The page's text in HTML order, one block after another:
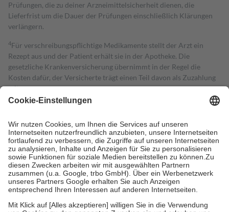
Prüfungen, die zu deiner Arzneimittelsicherheit dienen, die
Lieferfrist um die Dauer der Prüfungen einschließlich Klärungen
verlängern.
4Für verschreibungspflichtige Medikamente stellt der Arzt ein
Rezept aus und der Patient erhält sie in der Apotheke. Die
gesetzliche Krankenversicherung übernimmt in der Regel die
Kosten dafür, der Versicherte trägt einen Teil davon als Zuzahlung
mit.
Grundsätzlich leisten Mitglieder Zuzahlungen in Höhe von zehn
höchstens zehn Euro.
Es sind jedoch nie mehr als die tatsächlichen
Kosten der Leistung zu entrichten.
Diese Regeln gelten grundsätzlich auch für Online-Apotheken.
Bei Heilmitteln und häuslicher Krankenpflege beträgt die
Zuzahlung zehn Prozent der Kosten sowie zehn Euro je
Verordnung.
Um das Engagement der Versicherten für ihre eigene Gesundheit zu
stärken und die besondere Stellung der Familie zu unterstützen,
fallenkeine Zuzahlungenan bei: